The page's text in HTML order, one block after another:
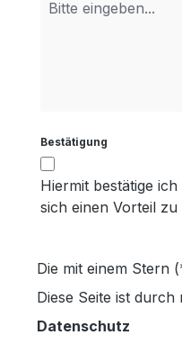
Bestätigung
Hiermit bestätige
sich einen Vorteil
Die mit einem Stern
Diese Seite ist
Datenschutz